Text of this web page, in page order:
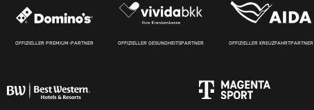
OFFIZIELLER PREMIUM-PARTNER OFFIZIELLER GESUNDHEITSPARTNER OFFIZIELLER KREUZFAHRTPARTNER